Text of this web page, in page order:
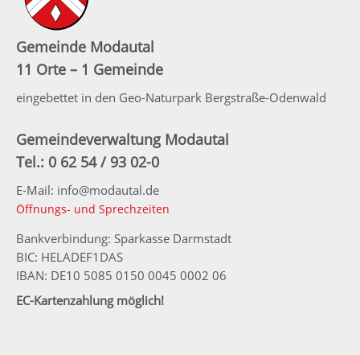
Gemeinde Modautal
11 Orte – 1 Gemeinde
eingebettet in den Geo-Naturpark Bergstraße-Odenwald
Gemeindeverwaltung Modautal
Tel.: 0 62 54 / 93 02-0
E-Mail: info@modautal.de
Öffnungs- und Sprechzeiten
Bankverbindung: Sparkasse Darmstadt
BIC: HELADEF1DAS
IBAN: DE10 5085 0150 0045 0002 06
EC-Kartenzahlung möglich!